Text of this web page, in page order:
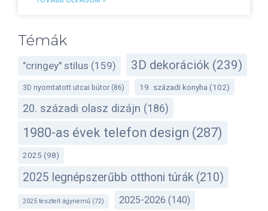
Témák
"cringey" stílus (159) 3D dekorációk (239)
3D nyomtatott utcai bútor (86) 19. századi konyha (102)
20. századi olasz dizájn (186)
1980-as évek telefon design (287)
2025 (98)
2025 legnépszerűbb otthoni túrák (210)
2025 tesztelt ágynemű (72) 2025-2026 (140)